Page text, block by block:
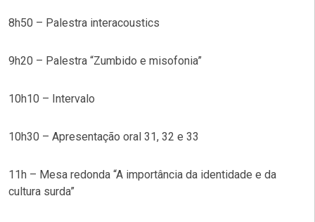
8h50 – Palestra interacoustics
9h20 – Palestra “Zumbido e misofonia”
10h10 – Intervalo
10h30 – Apresentação oral 31, 32 e 33
11h – Mesa redonda “A importância da identidade e da
cultura surda”